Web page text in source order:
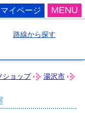
MENU
マイページ
路線から探す
ショップ
湯沢市